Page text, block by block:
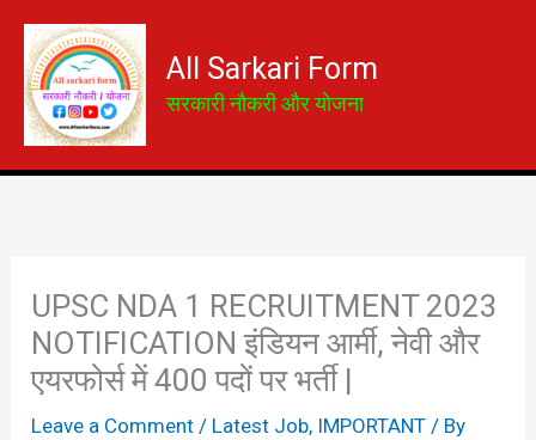
content
All Sarkari Form
सरकारी नौकरी और योजना
UPSC NDA 1 RECRUITMENT 2023
NOTIFICATION इंडियन आर्मी, नेवी और
एयरफोर्स में 400 पदों पर भर्ती |
Leave a Comment / Latest Job, IMPORTANT / By